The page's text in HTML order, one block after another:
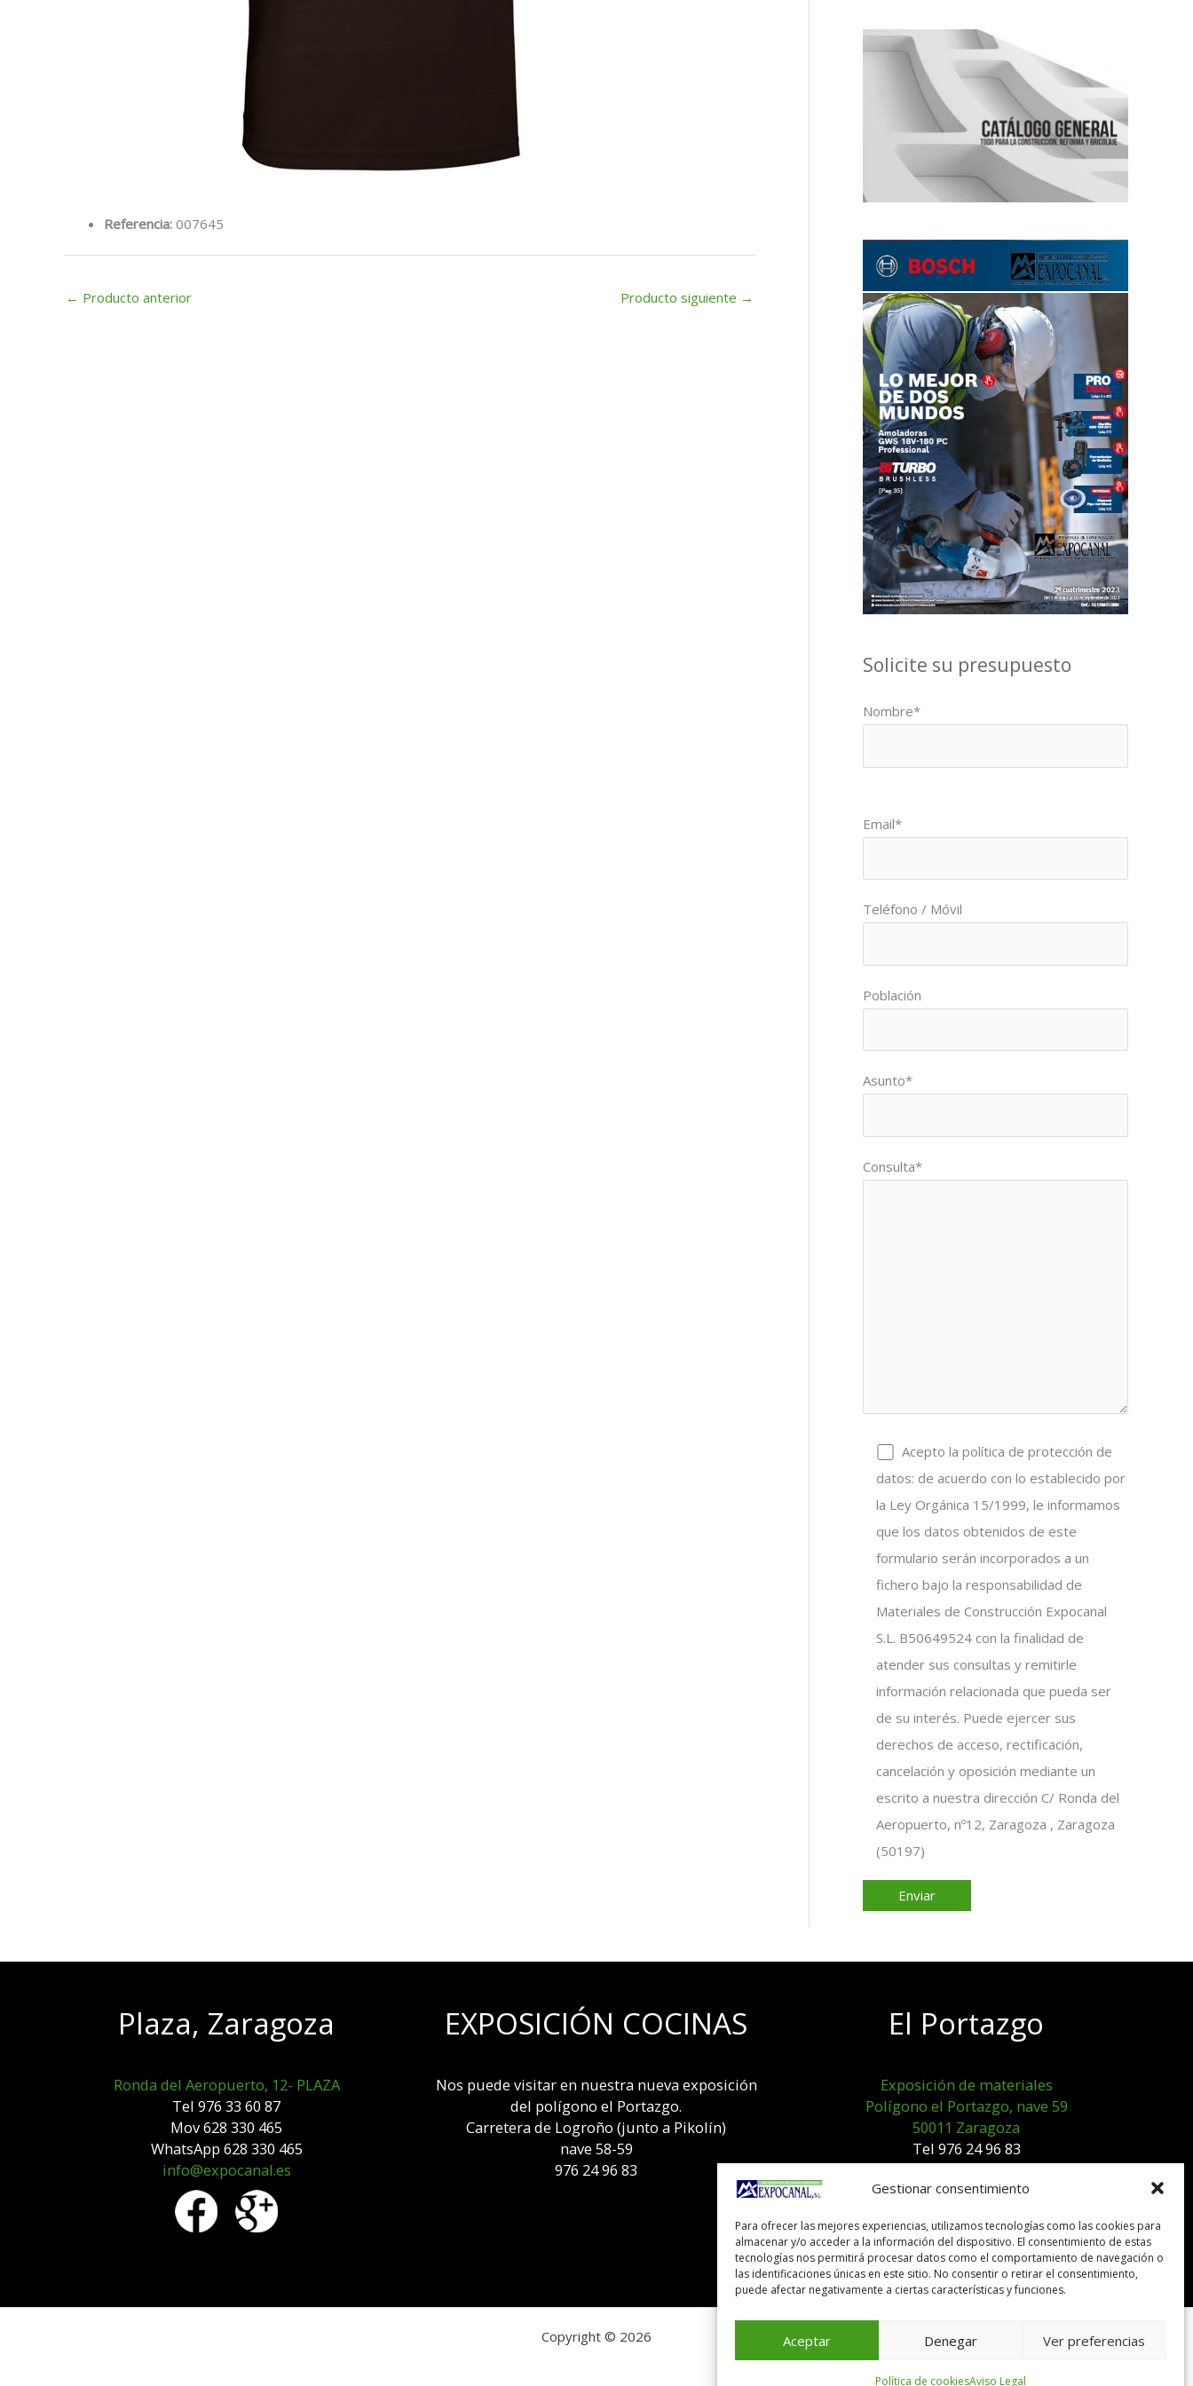
Gestionar consentimiento
Para ofrecer las mejores experiencias, utilizamos tecnologías como las cookies para
almacenar y/o acceder a la información del dispositivo. El consentimiento de estas
tecnologías nos permitirá procesar datos como el comportamiento de navegación o
las identificaciones únicas en este sitio. No consentir o retirar el consentimiento,
puede afectar negativamente a ciertas características y funciones.
Aceptar Denegar Ver preferencias
Política de cookiesAviso Legal
Referencia: 007645
← Producto anterior Producto siguiente →
Solicite su presupuesto
Nombre*
Email*
Teléfono / Móvil
Población
Asunto*
Consulta*
Acepto la política de protección de
datos: de acuerdo con lo establecido por
la Ley Orgánica 15/1999, le informamos
que los datos obtenidos de este
formulario serán incorporados a un
fichero bajo la responsabilidad de
Materiales de Construcción Expocanal
S.L. B50649524 con la finalidad de
atender sus consultas y remitirle
información relacionada que pueda ser
de su interés. Puede ejercer sus
derechos de acceso, rectificación,
cancelación y oposición mediante un
escrito a nuestra dirección C/ Ronda del
Aeropuerto, nº12, Zaragoza , Zaragoza
(50197)
Plaza, Zaragoza
Ronda del Aeropuerto, 12- PLAZA
Tel 976 33 60 87
Mov 628 330 465
WhatsApp 628 330 465
info@expocanal.es
EXPOSICIÓN COCINAS
Nos puede visitar en nuestra nueva exposición
del polígono el Portazgo.
Carretera de Logroño (junto a Pikolín)
nave 58-59
976 24 96 83
El Portazgo
Exposición de materiales
Polígono el Portazgo, nave 59
50011 Zaragoza
Tel 976 24 96 83
exposicion@expocanal.es
Aviso Legal
Política de cookies
Copyright © 2026